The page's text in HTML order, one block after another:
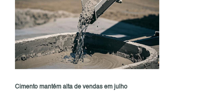
Cimento mantém alta de vendas em julho